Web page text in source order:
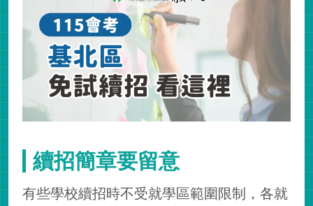
續招簡章要留意
有些學校續招時不受就學區範圍限制，各就